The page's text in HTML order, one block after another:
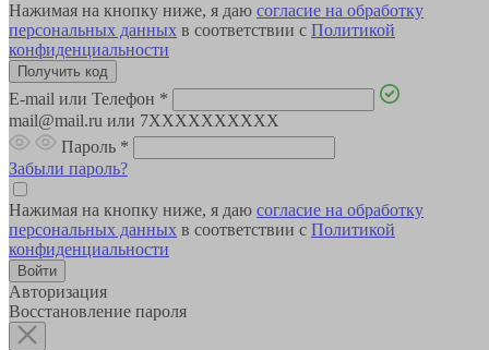
Нажимая на кнопку ниже, я даю согласие на обработку
персональных данных в соответствии с Политикой
конфиденциальности
E-mail или Телефон *
mail@mail.ru или 7XXXXXXXXXX
Пароль *
Забыли пароль?
Нажимая на кнопку ниже, я даю согласие на обработку
персональных данных в соответствии с Политикой
конфиденциальности
Авторизация
Восстановление пароля